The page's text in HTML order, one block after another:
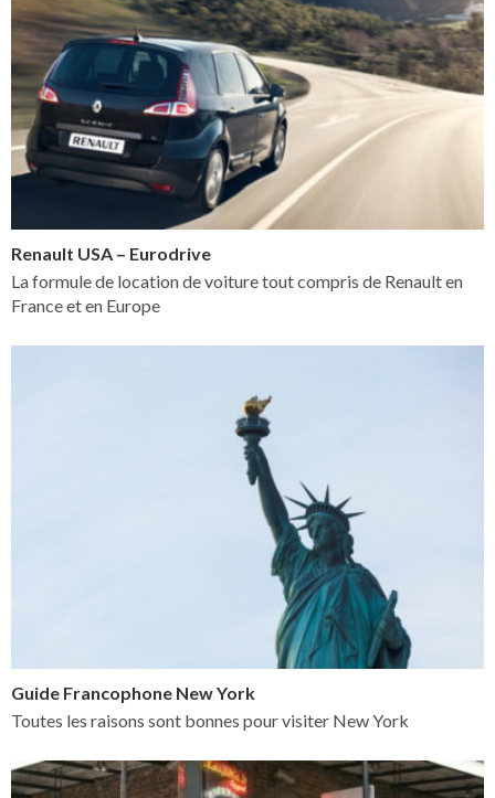
Renault USA – Eurodrive
La formule de location de voiture tout compris de Renault en
France et en Europe
Guide Francophone New York
Toutes les raisons sont bonnes pour visiter New York